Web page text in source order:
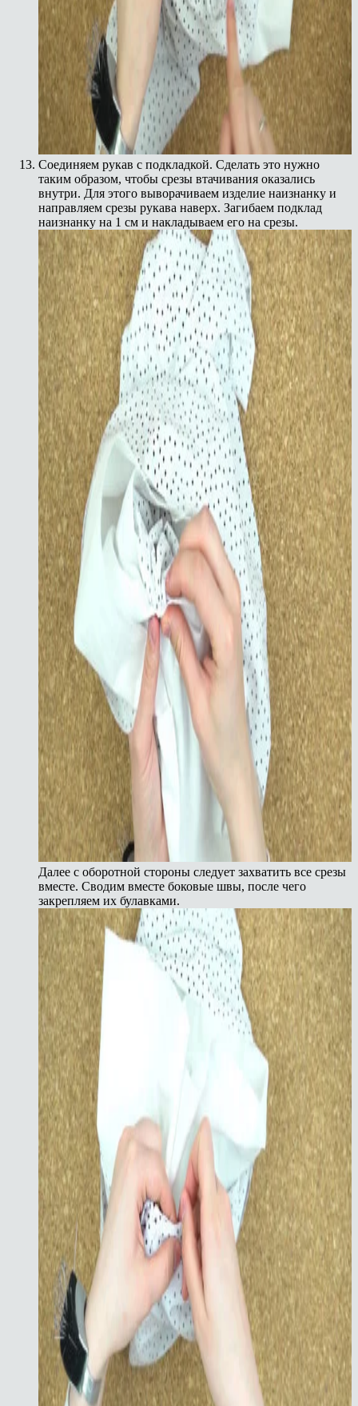
Соединяем рукав с подкладкой. Сделать это нужно
таким образом, чтобы срезы втачивания оказались
внутри. Для этого выворачиваем изделие наизнанку и
направляем срезы рукава наверх. Загибаем подклад
наизнанку на 1 см и накладываем его на срезы.
Далее с оборотной стороны следует захватить все срезы
вместе. Сводим вместе боковые швы, после чего
закрепляем их булавками.